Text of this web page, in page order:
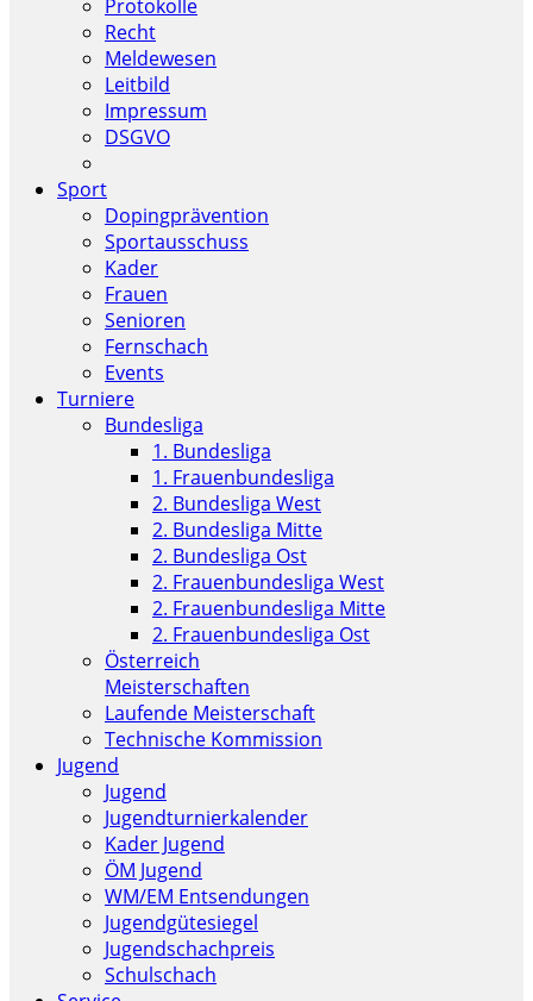
Protokolle
Recht
Meldewesen
Leitbild
Impressum
DSGVO
Sport
Dopingprävention
Sportausschuss
Kader
Frauen
Senioren
Fernschach
Events
Turniere
Bundesliga
1. Bundesliga
1. Frauenbundesliga
2. Bundesliga West
2. Bundesliga Mitte
2. Bundesliga Ost
2. Frauenbundesliga West
2. Frauenbundesliga Mitte
2. Frauenbundesliga Ost
Österreich
Meisterschaften
Laufende Meisterschaft
Technische Kommission
Jugend
Jugend
Jugendturnierkalender
Kader Jugend
ÖM Jugend
WM/EM Entsendungen
Jugendgütesiegel
Jugendschachpreis
Schulschach